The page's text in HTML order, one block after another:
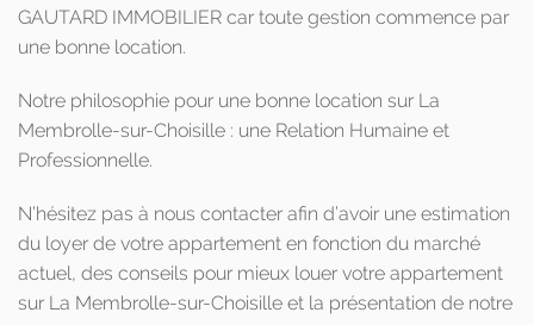
GAUTARD IMMOBILIER car toute gestion commence par
une bonne location.
Notre philosophie pour une bonne location sur La
Membrolle-sur-Choisille : une Relation Humaine et
Professionnelle.
N’hésitez pas à nous contacter afin d’avoir une estimation
du loyer de votre appartement en fonction du marché
actuel, des conseils pour mieux louer votre appartement
sur La Membrolle-sur-Choisille et la présentation de notre